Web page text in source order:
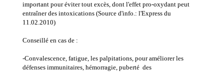
important pour éviter tout excès, dont l'effet pro-oxydant peut
entraîner des intoxications (Source d'info.: l'Express du
11.02.2010)
Conseillé en cas de :
-Convalescence, fatigue, les palpitations, pour améliorer les
défenses immunitaires, hémorragie, puberté des